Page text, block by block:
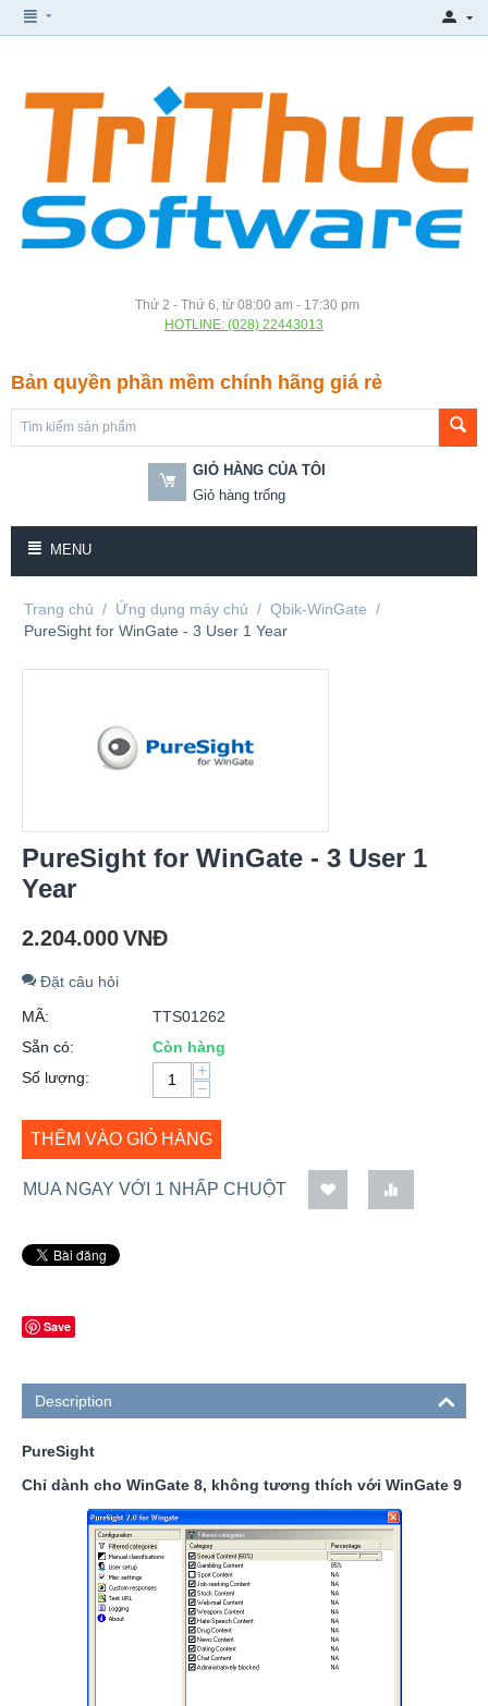
Thứ 2 - Thứ 6, từ 08:00 am - 17:30 pm
HOTLINE: (028) 22443013
Bản quyền phần mềm chính hãng giá rẻ
GIỎ HÀNG CỦA TÔI
Giỏ hàng trống
MENU
Trang chủ / Ứng dụng máy chủ / Qbik-WinGate /
PureSight for WinGate - 3 User 1 Year
PureSight for WinGate - 3 User 1
Year
2.204.000VNĐ
Đặt câu hỏi
MÃ:
TTS01262
Sẵn có:
Còn hàng
Số lượng:
+
−
THÊM VÀO GIỎ HÀNG
MUA NGAY VỚI 1 NHẤP CHUỘT
Save
Description
PureSight
Chỉ dành cho WinGate 8, không tương thích với WinGate 9